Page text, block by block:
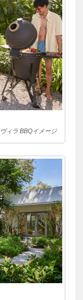
ィラ BBQイメージ